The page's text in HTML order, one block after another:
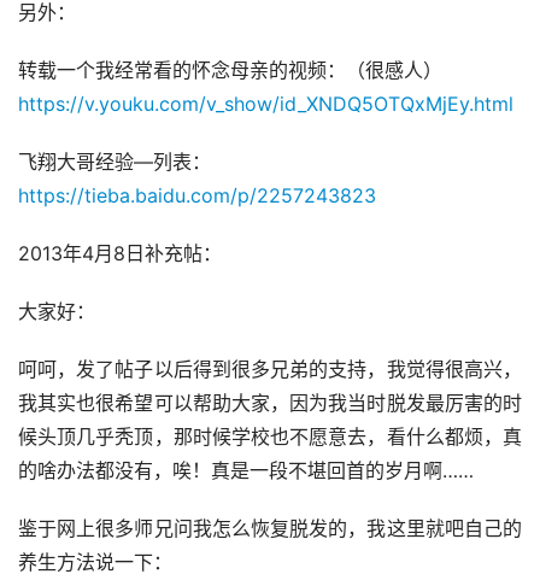
另外：
转载一个我经常看的怀念母亲的视频：（很感人）
https://v.youku.com/v_show/id_XNDQ5OTQxMjEy.html
飞翔大哥经验—列表：
https://tieba.baidu.com/p/2257243823
2013年4月8日补充帖：
大家好：
呵呵，发了帖子以后得到很多兄弟的支持，我觉得很高兴，
我其实也很希望可以帮助大家，因为我当时脱发最厉害的时
候头顶几乎秃顶，那时候学校也不愿意去，看什么都烦，真
的啥办法都没有，唉！真是一段不堪回首的岁月啊……
鉴于网上很多师兄问我怎么恢复脱发的，我这里就吧自己的
养生方法说一下：